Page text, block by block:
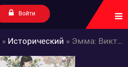
Войти
» Исторический » Эмма: Викторианская романтика 2